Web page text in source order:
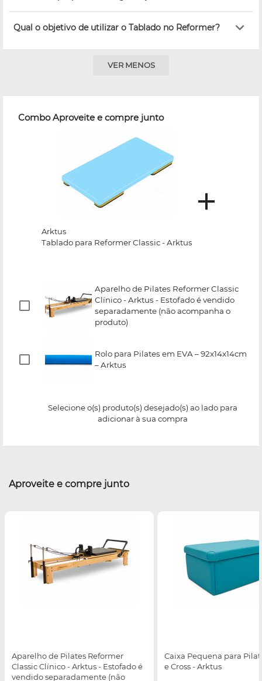
Qual o objetivo de utilizar o Tablado no Reformer?
VER MENOS
Combo Aproveite e compre junto
Arktus
Tablado para Reformer Classic - Arktus
Aparelho de Pilates Reformer Classic
Clínico - Arktus - Estofado é vendido
separadamente (não acompanha o
produto)
Rolo para Pilates em EVA – 92x14x14cm
– Arktus
Selecione o(s) produto(s) desejado(s) ao lado para
adicionar à sua compra
Aproveite e compre junto
Aparelho de Pilates Reformer
Classic Clínico - Arktus - Estofado é
vendido separadamente (não
Caixa Pequena para
e Cross - Arktus